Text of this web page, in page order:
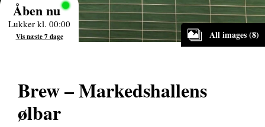
All images (8)
Åben nu
Lukker kl. 00:00
Vis næste 7 dage
Brew – Markedshallens
ølbar